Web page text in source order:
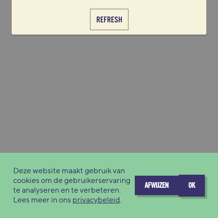
REFRESH
Deze website maakt gebruik van
cookies om de gebruikerservaring
te analyseren en te verbeteren.
Lees meer in ons privacybeleid.
AFWIJZEN OK